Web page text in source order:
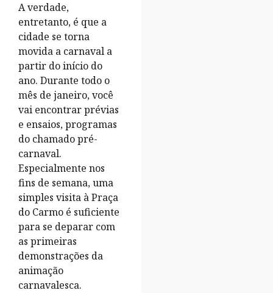
A verdade,
entretanto, é que a
cidade se torna
movida a carnaval a
partir do início do
ano. Durante todo o
mês de janeiro, você
vai encontrar prévias
e ensaios, programas
do chamado pré-
carnaval.
Especialmente nos
fins de semana, uma
simples visita à Praça
do Carmo é suficiente
para se deparar com
as primeiras
demonstrações da
animação
carnavalesca.